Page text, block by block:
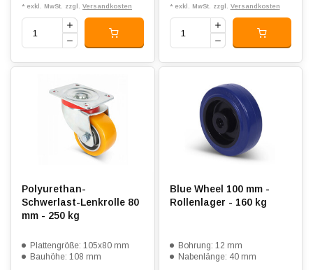
* exkl. MwSt. zzgl. Versandkosten * exkl. MwSt. zzgl. Versandkosten
Polyurethan-
Schwerlast-Lenkrolle 80
mm - 250 kg
Plattengröße: 105x80 mm
Bauhöhe: 108 mm
Blue Wheel 100 mm -
Rollenlager - 160 kg
Bohrung: 12 mm
Nabenlänge: 40 mm